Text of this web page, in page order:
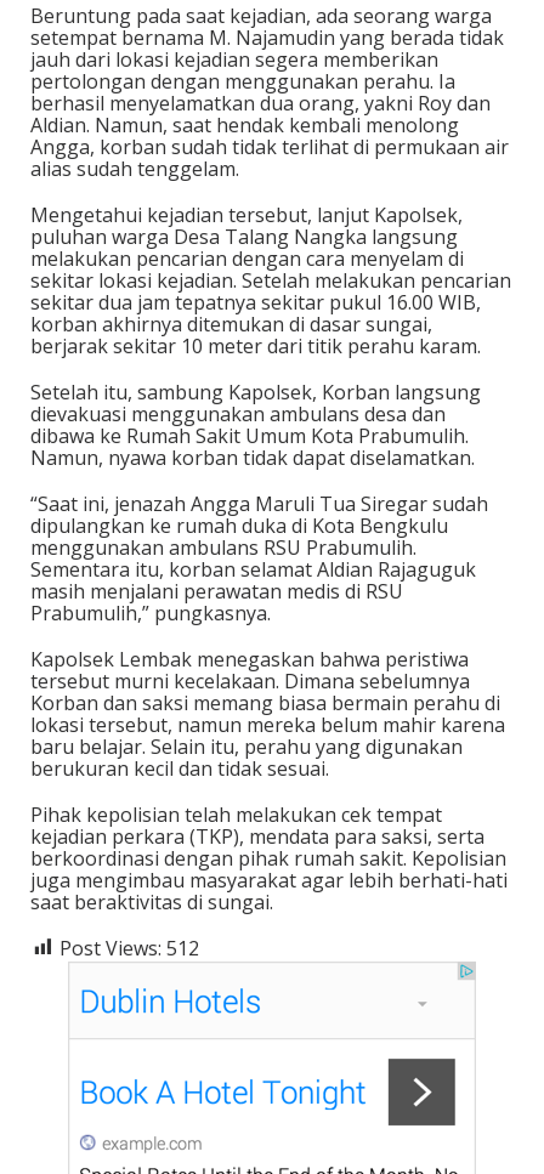
Beruntung pada saat kejadian, ada seorang warga
setempat bernama M. Najamudin yang berada tidak
jauh dari lokasi kejadian segera memberikan
pertolongan dengan menggunakan perahu. Ia
berhasil menyelamatkan dua orang, yakni Roy dan
Aldian. Namun, saat hendak kembali menolong
Angga, korban sudah tidak terlihat di permukaan air
alias sudah tenggelam.
Mengetahui kejadian tersebut, lanjut Kapolsek,
puluhan warga Desa Talang Nangka langsung
melakukan pencarian dengan cara menyelam di
sekitar lokasi kejadian. Setelah melakukan pencarian
sekitar dua jam tepatnya sekitar pukul 16.00 WIB,
korban akhirnya ditemukan di dasar sungai,
berjarak sekitar 10 meter dari titik perahu karam.
Setelah itu, sambung Kapolsek, Korban langsung
dievakuasi menggunakan ambulans desa dan
dibawa ke Rumah Sakit Umum Kota Prabumulih.
Namun, nyawa korban tidak dapat diselamatkan.
“Saat ini, jenazah Angga Maruli Tua Siregar sudah
dipulangkan ke rumah duka di Kota Bengkulu
menggunakan ambulans RSU Prabumulih.
Sementara itu, korban selamat Aldian Rajaguguk
masih menjalani perawatan medis di RSU
Prabumulih,” pungkasnya.
Kapolsek Lembak menegaskan bahwa peristiwa
tersebut murni kecelakaan. Dimana sebelumnya
Korban dan saksi memang biasa bermain perahu di
lokasi tersebut, namun mereka belum mahir karena
baru belajar. Selain itu, perahu yang digunakan
berukuran kecil dan tidak sesuai.
Pihak kepolisian telah melakukan cek tempat
kejadian perkara (TKP), mendata para saksi, serta
berkoordinasi dengan pihak rumah sakit. Kepolisian
juga mengimbau masyarakat agar lebih berhati-hati
saat beraktivitas di sungai.
Post Views: 512